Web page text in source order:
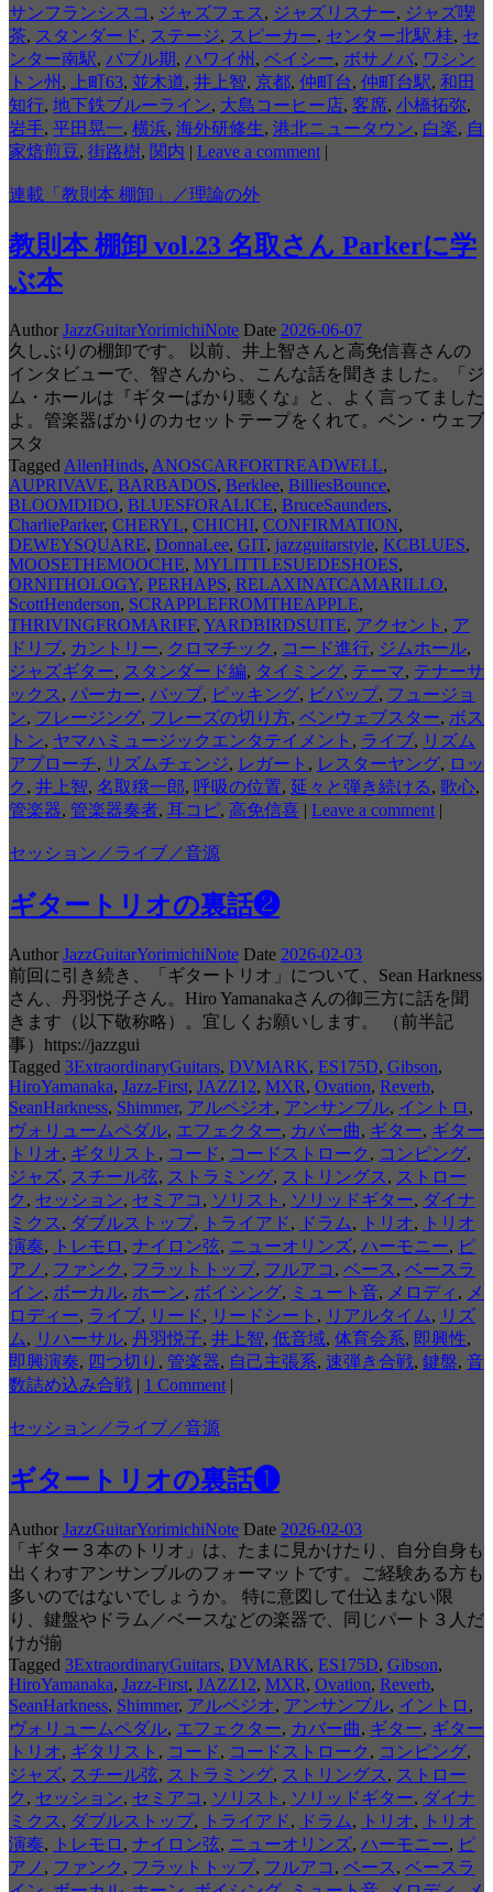
サンフランシスコ , ジャズフェス , ジャズリスナー, ジャズ喫
茶, スタンダード, ステージ, スピーカー, センター北駅.桂, セ
ンター南駅, バブル期, ハワイ州 , ベイシー, ボサノバ, ワシン
トン州 , 上町63, 並木道, 井上智, 京都, 仲町台, 仲町台駅, 和田
知行, 地下鉄ブルーライン, 大島コーヒー店, 客席, 小橋拓弥,
岩手, 平田晃一, 横浜, 海外研修生, 港北ニュータウン, 白楽, 自
家焙煎豆, 街路樹, 関内 | Leave a comment |
連載「教則本 棚卸」／理論の外
教則本 棚卸 vol.23 名取さん Parkerに学
ぶ本
Author JazzGuitarYorimichiNote Date 2026-06-07
久しぶりの棚卸です。 以前、井上智さんと高免信喜さんの
インタビューで、智さんから、こんな話を聞きました。「ジ
ム・ホールは『ギターばかり聴くな』と、よく言ってました
よ。管楽器ばかりのカセットテープをくれて。ベン・ウェブ
スタ
Tagged AllenHinds, ANOSCARFORTREADWELL,
AUPRIVAVE, BARBADOS, Berklee, BilliesBounce,
BLOOMDIDO, BLUESFORALICE, BruceSaunders,
CharlieParker, CHERYL, CHICHI, CONFIRMATION,
DEWEYSQUARE, DonnaLee, GIT, jazzguitarstyle, KCBLUES,
MOOSETHEMOOCHE, MYLITTLESUEDESHOES,
ORNITHOLOGY, PERHAPS, RELAXINATCAMARILLO,
ScottHenderson, SCRAPPLEFROMTHEAPPLE,
THRIVINGFROMARIFF, YARDBIRDSUITE, アクセント , ア
ドリブ, カントリー, クロマチック , コード進行, ジムホール,
ジャズギター, スタンダード編, タイミング, テーマ, テナーサ
ックス , パーカー, バップ, ピッキング, ビバップ, フュージョ
ン, フレージング, フレーズの切り方, ベンウェブスター, ボス
トン, ヤマハミュージックエンタテイメント , ライブ, リズム
アプローチ, リズムチェンジ, レガート , レスターヤング, ロッ
ク , 井上智, 名取穣一郎, 呼吸の位置, 延々と弾き続ける, 歌心,
管楽器, 管楽器奏者, 耳コピ, 高免信喜 | Leave a comment |
セッション／ライブ／音源
ギタートリオの裏話❷
Author JazzGuitarYorimichiNote Date 2026-02-03
前回に引き続き、「ギタートリオ」について、Sean Harkness
さん、丹羽悦子さん。Hiro Yamanakaさんの御三方に話を聞
きます（以下敬称略）。宜しくお願いします。 （前半記
事）https://jazzgui
Tagged 3ExtraordinaryGuitars, DVMARK, ES175D, Gibson,
HiroYamanaka, Jazz-First, JAZZ12, MXR, Ovation, Reverb,
SeanHarkness, Shimmer, アルペジオ, アンサンブル, イントロ ,
ヴォリュームペダル, エフェクター, カバー曲, ギター, ギター
トリオ, ギタリスト , コード, コードストローク , コンピング,
ジャズ, スチール弦, ストラミング, ストリングス , ストロー
ク , セッション, セミアコ , ソリスト , ソリッドギター, ダイナ
ミクス , ダブルストップ, トライアド, ドラム, トリオ,
トリオ
演奏, トレモロ , ナイロン弦, ニューオリンズ, ハーモニー, ピ
アノ , ファンク , フラットトップ, フルアコ , ベース , ベースラ
イン, ボーカル, ホーン, ボイシング, ミュート音, メロディ , メ
ロディー, ライブ, リード, リードシート , リアルタイム, リズ
ム, リハーサル, 丹羽悦子, 井上智, 低音域, 体育会系, 即興性,
即興演奏, 四つ切り , 管楽器, 自己主張系, 速弾き合戦, 鍵盤, 音
数詰め込み合戦 | 1 Comment |
セッション／ライブ／音源
ギタートリオの裏話❶
Author JazzGuitarYorimichiNote Date 2026-02-03
「ギター３本のトリオ」は、たまに見かけたり、自分自身も
出くわすアンサンブルのフォーマットです。ご経験ある方も
多いのではないでしょうか。 特に意図して仕込まない限
り、鍵盤やドラム／ベースなどの楽器で、同じパート３人だ
けが揃
Tagged 3ExtraordinaryGuitars, DVMARK, ES175D, Gibson,
HiroYamanaka, Jazz-First, JAZZ12, MXR, Ovation, Reverb,
SeanHarkness, Shimmer, アルペジオ, アンサンブル, イントロ ,
ヴォリュームペダル, エフェクター, カバー曲, ギター, ギター
トリオ, ギタリスト , コード, コードストローク , コンピング,
ジャズ, スチール弦, ストラミング, ストリングス , ストロー
ク , セッション, セミアコ , ソリスト , ソリッドギター, ダイナ
ミクス , ダブルストップ, トライアド, ドラム, トリオ,
トリオ
演奏, トレモロ , ナイロン弦, ニューオリンズ, ハーモニー, ピ
アノ , ファンク , フラットトップ, フルアコ , ベース , ベースラ